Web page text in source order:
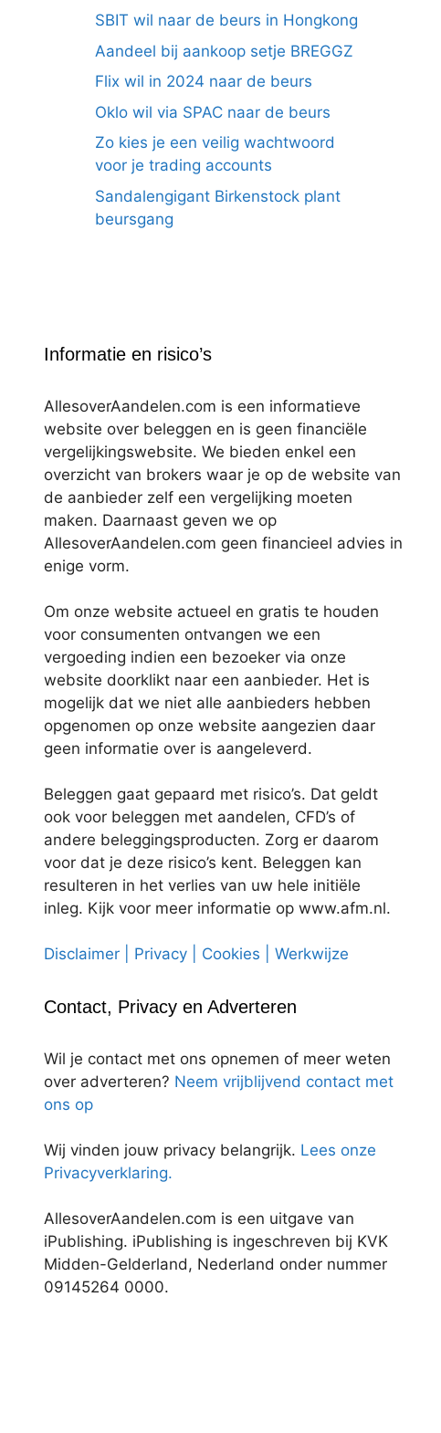
SBIT wil naar de beurs in Hongkong
Aandeel bij aankoop setje BREGGZ
Flix wil in 2024 naar de beurs
Oklo wil via SPAC naar de beurs
Zo kies je een veilig wachtwoord
voor je trading accounts
Sandalengigant Birkenstock plant
beursgang
Informatie en risico’s
AllesoverAandelen.com is een informatieve
website over beleggen en is geen financiële
vergelijkingswebsite. We bieden enkel een
overzicht van brokers waar je op de website van
de aanbieder zelf een vergelijking moeten
maken. Daarnaast geven we op
AllesoverAandelen.com geen financieel advies in
enige vorm.
Om onze website actueel en gratis te houden
voor consumenten ontvangen we een
vergoeding indien een bezoeker via onze
website doorklikt naar een aanbieder. Het is
mogelijk dat we niet alle aanbieders hebben
opgenomen op onze website aangezien daar
geen informatie over is aangeleverd.
Beleggen gaat gepaard met risico’s. Dat geldt
ook voor beleggen met aandelen, CFD’s of
andere beleggingsproducten. Zorg er daarom
voor dat je deze risico’s kent. Beleggen kan
resulteren in het verlies van uw hele initiële
inleg. Kijk voor meer informatie op www.afm.nl.
Disclaimer | Privacy | Cookies | Werkwijze
Contact, Privacy en Adverteren
Wil je contact met ons opnemen of meer weten
over adverteren? Neem vrijblijvend contact met
ons op
Wij vinden jouw privacy belangrijk. Lees onze
Privacyverklaring.
AllesoverAandelen.com is een uitgave van
iPublishing. iPublishing is ingeschreven bij KVK
Midden-Gelderland, Nederland onder nummer
09145264 0000.